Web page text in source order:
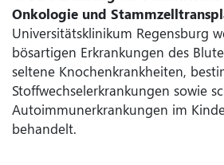
Onkologie und
Universitätsklinikum Regensburg
bösartigen Erkrankungen des
seltene Knochenkrankheiten,
Stoffwechselerkrankungen sowie
Autoimmunerkrankungen im
behandelt.